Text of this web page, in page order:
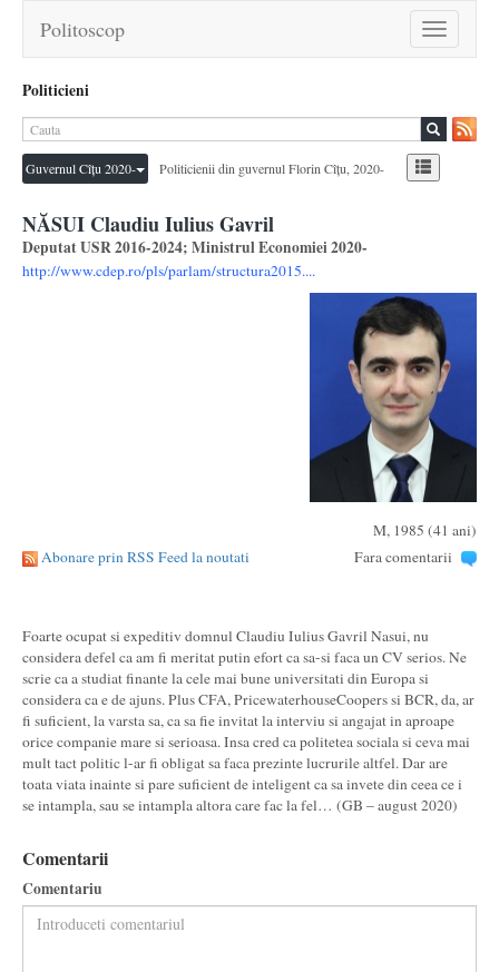
Toggle
navigation
Politoscop
Politicieni
Guvernul Cîțu 2020- Politicienii din guvernul Florin Cîțu, 2020-
NĂSUI Claudiu Iulius Gavril
Deputat USR 2016-2024; Ministrul Economiei 2020-
http://www.cdep.ro/pls/parlam/structura2015....
M, 1985 (41 ani)
Abonare prin RSS Feed la noutati
Fara comentarii
Foarte ocupat si expeditiv domnul Claudiu Iulius Gavril Nasui, nu
considera defel ca am fi meritat putin efort ca sa-si faca un CV serios. Ne
scrie ca a studiat finante la cele mai bune universitati din Europa si
considera ca e de ajuns. Plus CFA, PricewaterhouseCoopers si BCR, da, ar
fi suficient, la varsta sa, ca sa fie invitat la interviu si angajat in aproape
orice companie mare si serioasa. Insa cred ca politetea sociala si ceva mai
mult tact politic l-ar fi obligat sa faca prezinte lucrurile altfel. Dar are
toata viata inainte si pare suficient de inteligent ca sa invete din ceea ce i
se intampla, sau se intampla altora care fac la fel… (GB – august 2020)
Comentarii
Comentariu